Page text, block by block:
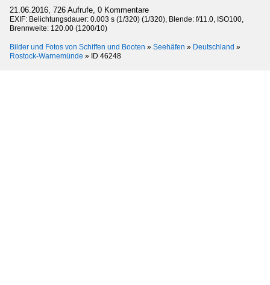
21.06.2016, 726 Aufrufe, 0 Kommentare
EXIF: Belichtungsdauer: 0.003 s (1/320) (1/320), Blende: f/11.0, ISO100,
Brennweite: 120.00 (1200/10)
Bilder und Fotos von Schiffen und Booten » Seehäfen » Deutschland »
Rostock-Warnemünde » ID 46248